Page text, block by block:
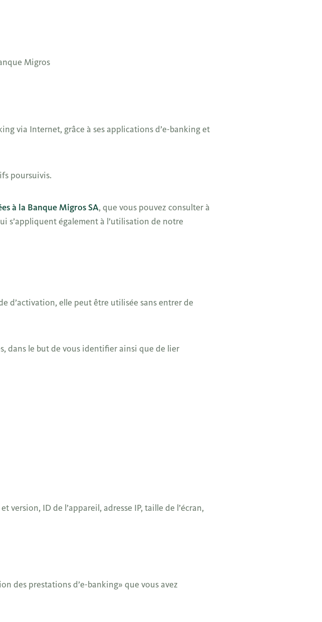
Migros
via Internet, grâce à ses applications d’e-banking et
poursuivis.
à la Banque Migros SA, que vous pouvez consulter à
s’appliquent également à l’utilisation de notre
d’activation, elle peut être utilisée sans entrer de
dans le but de vous identifier ainsi que de lier
ID de l’appareil, adresse IP, taille de l’écran,
des prestations d’e-banking» que vous avez